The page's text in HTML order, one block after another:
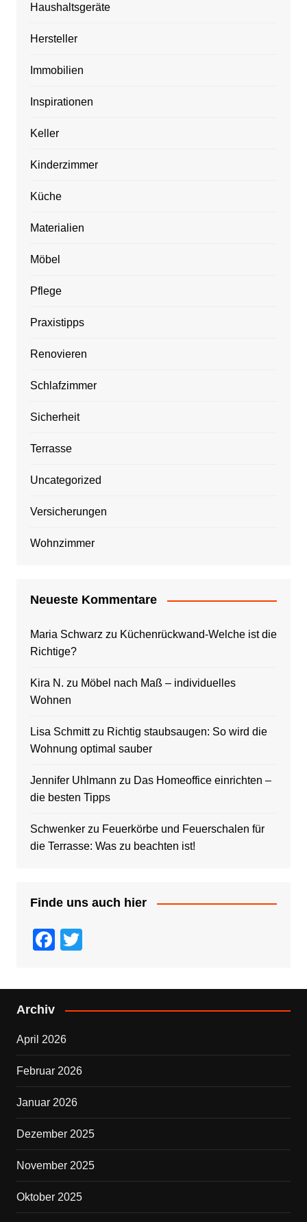
Haushaltsgeräte
Hersteller
Immobilien
Inspirationen
Keller
Kinderzimmer
Küche
Materialien
Möbel
Pflege
Praxistipps
Renovieren
Schlafzimmer
Sicherheit
Terrasse
Uncategorized
Versicherungen
Wohnzimmer
Neueste Kommentare
Maria Schwarz zu Küchenrückwand-Welche ist die
Richtige?
Kira N. zu Möbel nach Maß – individuelles
Wohnen
Lisa Schmittzu Richtig staubsaugen: So wird die
Wohnung optimal sauber
Jennifer Uhlmann zu Das Homeoffice einrichten –
die besten Tipps
Schwenkerzu Feuerkörbe und Feuerschalen für
die Terrasse: Was zu beachten ist!
Finde uns auch hier
F
c
e
o
o
k
tt
er
Archiv
April 2026
Februar 2026
Januar 2026
Dezember 2025
November 2025
Oktober 2025